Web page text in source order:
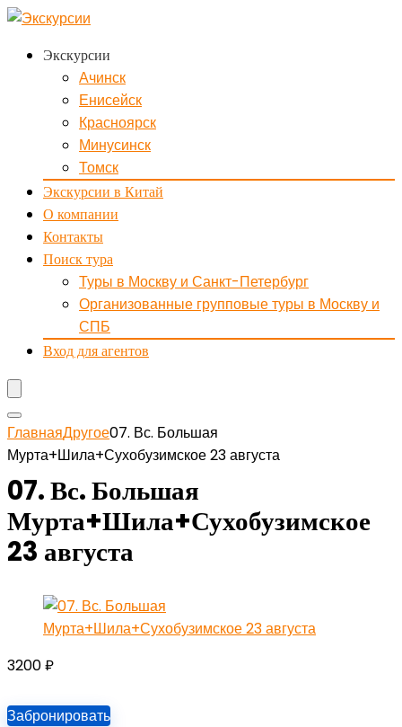
Экскурсии
Ачинск
Енисейск
Красноярск
Минусинск
Томск
Экскурсии в Китай
О компании
Контакты
Поиск тура
Туры в Москву и Санкт-Петербург
Организованные групповые туры в Москву и
СПБ
Вход для агентов
ГлавнаяДругое07. Вс. Большая
Мурта+Шила+Сухобузимское 23 августа
07. Вс. Большая
Мурта+Шила+Сухобузимское
23 августа
3200₽
Забронировать